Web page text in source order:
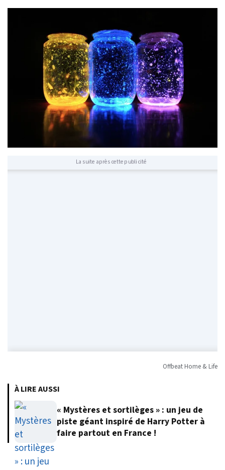
La suite après cette publicité
Offbeat Home & Life
À LIRE AUSSI
« Mystères et sortilèges » : un jeu de
piste géant inspiré de Harry Potter à
faire partout en France !